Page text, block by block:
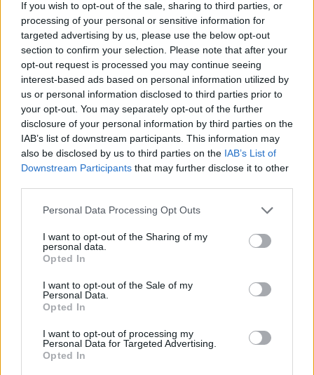
If you wish to opt-out of the sale, sharing to third parties, or
processing of your personal or sensitive information for
targeted advertising by us, please use the below opt-out
section to confirm your selection. Please note that after your
opt-out request is processed you may continue seeing
interest-based ads based on personal information utilized by
us or personal information disclosed to third parties prior to
your opt-out. You may separately opt-out of the further
disclosure of your personal information by third parties on the
IAB’s list of downstream participants. This information may
also be disclosed by us to third parties on the IAB’s List of
Downstream Participants that may further disclose it to other
Personal Data Processing Opt Outs
I want to opt-out of the Sharing of my
personal data.
Opted In
I want to opt-out of the Sale of my
Personal Data.
Opted In
I want to opt-out of processing my
Personal Data for Targeted Advertising.
Opted In